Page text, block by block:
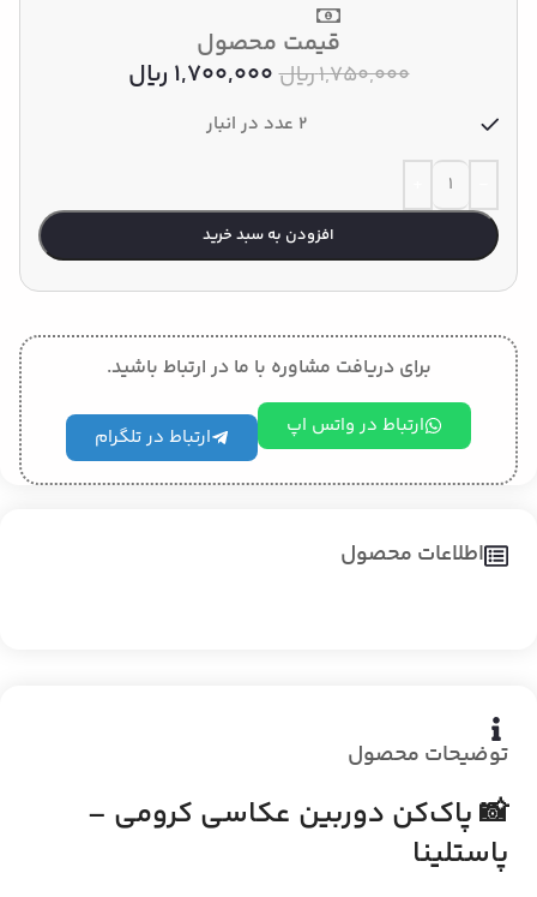
قیمت محصول
1,750,000﷼1,700,000 ﷼
2 عدد در انبار
افزودن به سبد خرید
برای دریافت مشاوره با ما در ارتباط باشید.
ارتباط در واتس اپ ارتباط در تلگرام
توضیحات محصول
📸 پاک‌کن دوربین عکاسی کرومی –
پاستلینا
اطلاعات محصول